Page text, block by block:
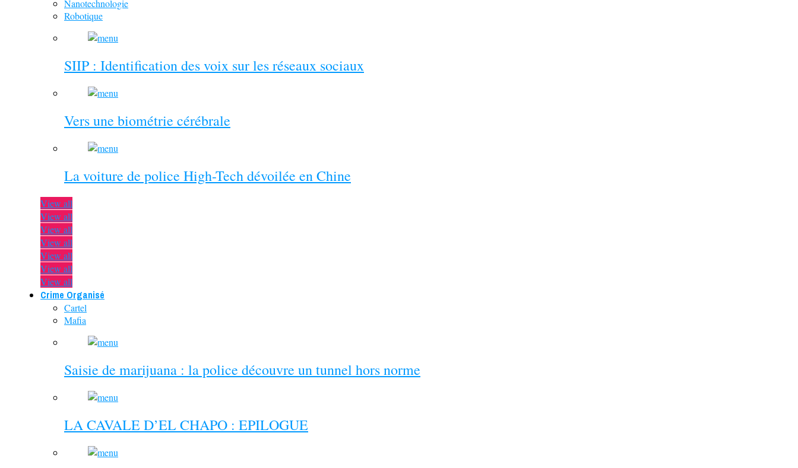
Nanotechnologie
Robotique
SIIP : Identification des voix sur les réseaux sociaux
Vers une biométrie cérébrale
La voiture de police High-Tech dévoilée en Chine
View all
View all
View all
View all
View all
View all
View all
Crime Organisé
Cartel
Mafia
Saisie de marijuana : la police découvre un tunnel hors norme
LA CAVALE D’EL CHAPO : EPILOGUE